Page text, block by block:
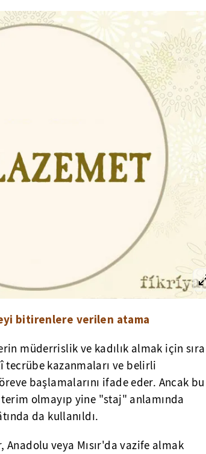
bitirenlere verilen atama
müderrislik ve kadılık almak için sıra
kazanmaları ve belirli
başlamalarını ifade eder. Ancak bu
olmayıp yine "staj" anlamında
da kullanıldı.
veya Mısır'da vazife almak